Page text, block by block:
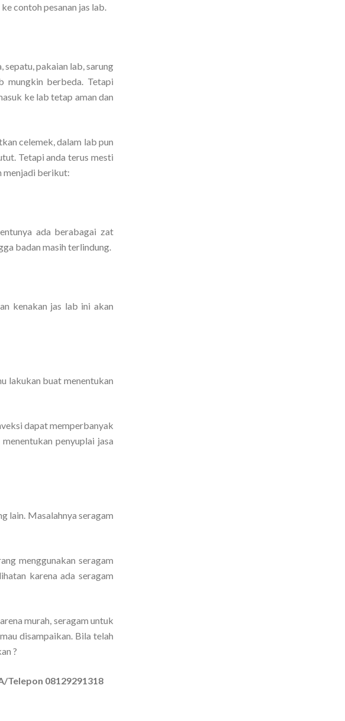
contoh pesanan jas lab.
pakaian lab, sarung
mungkin berbeda. Tetapi
ke lab tetap aman dan
celemek, dalam lab pun
Tetapi anda terus mesti
menjadi berikut:
ada berabagai zat
badan masih terlindung.
kenakan jas lab ini akan
lakukan buat menentukan
dapat memperbanyak
penyuplai jasa
lain. Masalahnya seragam
menggunakan seragam
karena ada seragam
murah, seragam untuk
disampaikan. Bila telah
?
Telepon 08129291318